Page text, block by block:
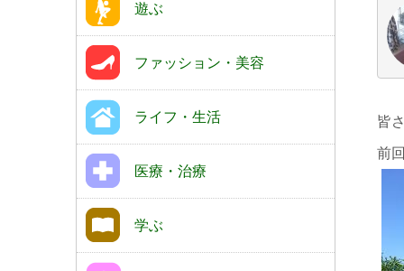
皆
前
遊ぶ
ファッション・美容
ライフ・生活
医療・治療
学ぶ